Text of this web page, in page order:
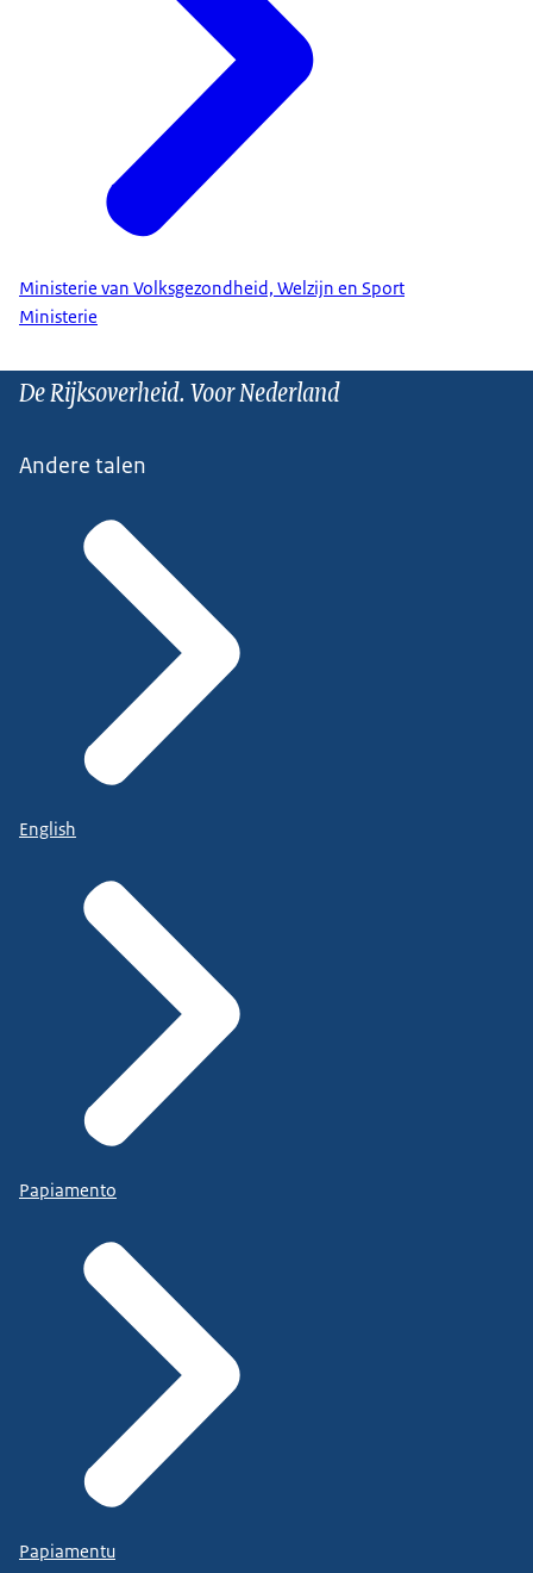
Ministerie van Volksgezondheid, Welzijn en Sport
Ministerie
De Rijksoverheid. Voor Nederland
Andere talen
English
Papiamento
Papiamentu